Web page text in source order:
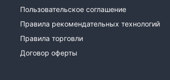
Пользовательское соглашение
Правила рекомендательных технологий
Правила торговли
Договор оферты